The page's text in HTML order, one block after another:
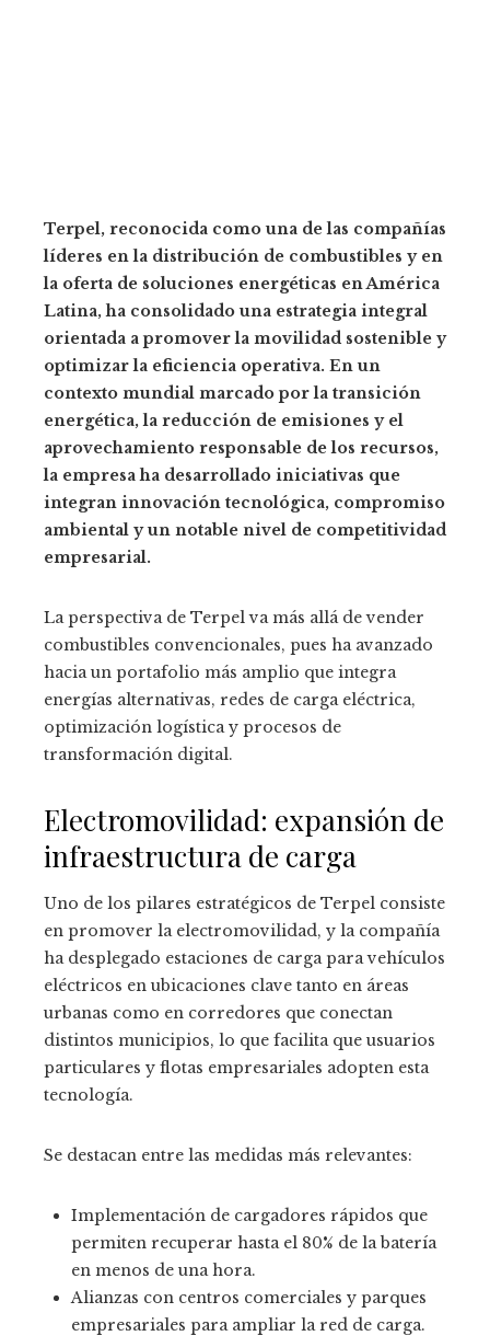
Terpel, reconocida como una de las compañías
líderes en la distribución de combustibles y en
la oferta de soluciones energéticas en América
Latina, ha consolidado una estrategia integral
orientada a promover la movilidad sostenible y
optimizar la eficiencia operativa. En un
contexto mundial marcado por la transición
energética, la reducción de emisiones y el
aprovechamiento responsable de los recursos,
la empresa ha desarrollado iniciativas que
integran innovación tecnológica, compromiso
ambiental y un notable nivel de competitividad
empresarial.
La perspectiva de Terpel va más allá de vender
combustibles convencionales, pues ha avanzado
hacia un portafolio más amplio que integra
energías alternativas, redes de carga eléctrica,
optimización logística y procesos de
transformación digital.
Electromovilidad: expansión de
infraestructura de carga
Uno de los pilares estratégicos de Terpel consiste
en promover la electromovilidad, y la compañía
ha desplegado estaciones de carga para vehículos
eléctricos en ubicaciones clave tanto en áreas
urbanas como en corredores que conectan
distintos municipios, lo que facilita que usuarios
particulares y flotas empresariales adopten esta
tecnología.
Se destacan entre las medidas más relevantes:
Implementación de cargadores rápidos que
permiten recuperar hasta el 80% de la batería
en menos de una hora.
Alianzas con centros comerciales y parques
empresariales para ampliar la red de carga.